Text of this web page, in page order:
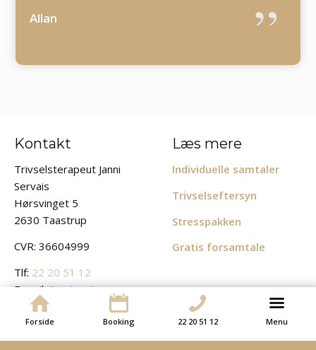
Allan
Kontakt
Trivselsterapeut Janni
Servais
Hørsvinget 5
2630 Taastrup
CVR: 36604999
Tlf: 22 20 51 12
E-mail:Send mail
Læs mere
Individuelle samtaler
Trivselseftersyn
Stresspakken
Gratis forsamtale
Forside Booking 22 20 51 12 Menu